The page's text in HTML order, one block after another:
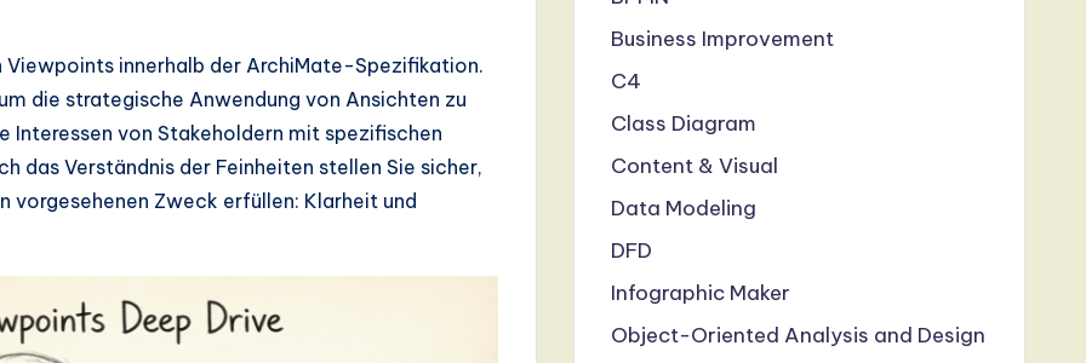
innerhalb der ArchiMate-Spezifikation.
die strategische Anwendung von Ansichten zu
Interessen von Stakeholdern mit spezifischen
das Verständnis der Feinheiten stellen Sie sicher,
vorgesehenen Zweck erfüllen: Klarheit und
Business Improvement
C4
Class Diagram
Content & Visual
Data Modeling
DFD
Infographic Maker
Object-Oriented Analysis and Design